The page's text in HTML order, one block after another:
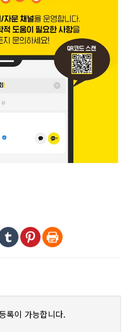
록이 가능합니다.